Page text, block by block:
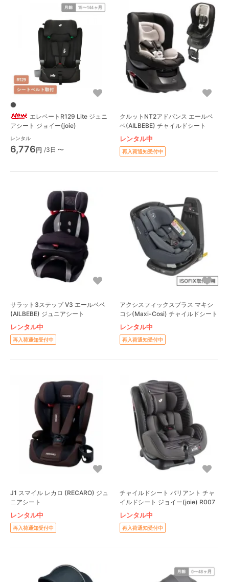
エレベートR129 Lite ジュニ
アシート ジョイー(joie)
レンタル
6,776円 /3日 〜
クルットNT2アドバンス エールベ
ベ(AILBEBE) チャイルドシート
レンタル中
再入荷通知受付中
サラット3ステップ V3 エールベベ
(AILBEBE) ジュニアシート
レンタル中
再入荷通知受付中
アクシスフィックスプラス マキシ
コシ(Maxi-Cosi) チャイルドシート
レンタル中
再入荷通知受付中
J1 スマイル レカロ (RECARO) ジュ
ニアシート
レンタル中
再入荷通知受付中
チャイルドシート バリアント チャ
イルドシート ジョイー(joie) R007
レンタル中
再入荷通知受付中